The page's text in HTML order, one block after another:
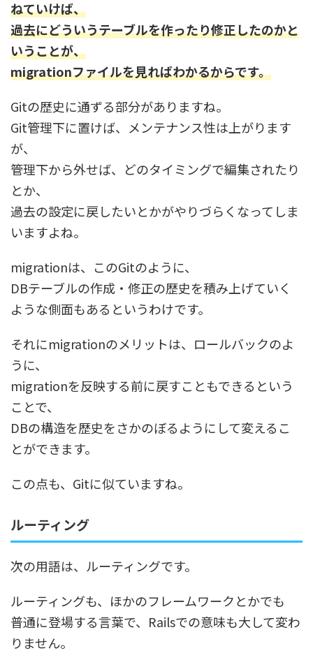
ねていけば、
過去にどういうテーブルを作ったり修正したのかと
いうことが、
migrationファイルを見ればわかるからです。
Gitの歴史に通ずる部分がありますね。
Git管理下に置けば、メンテナンス性は上がります
が、
管理下から外せば、どのタイミングで編集されたり
とか、
過去の設定に戻したいとかがやりづらくなってしま
いますよね。
migrationは、このGitのように、
DBテーブルの作成・修正の歴史を積み上げていく
ような側面もあるというわけです。
それにmigrationのメリットは、ロールバックのよ
うに、
migrationを反映する前に戻すこともできるという
ことで、
DBの構造を歴史をさかのぼるようにして変えるこ
とができます。
この点も、Gitに似ていますね。
ルーティング
次の用語は、ルーティングです。
ルーティングも、ほかのフレームワークとかでも
普通に登場する言葉で、Railsでの意味も大して変わ
りません。